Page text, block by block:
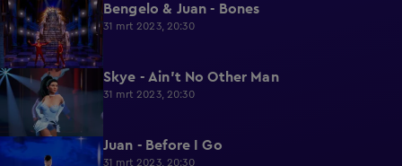
1:58 Bengelo & Juan - Bones
31 mrt 2023, 20:30
2:11 Skye - Ain't No Other Man
31 mrt 2023, 20:30
2:18 Juan - Before I Go
31 mrt 2023, 20:30